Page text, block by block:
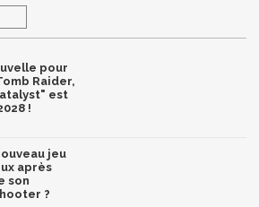
pour
Raider,
est
!
jeu
après
son
?